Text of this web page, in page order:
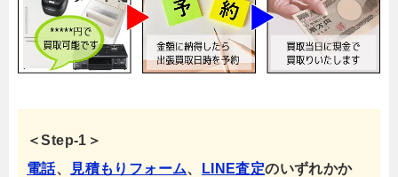
＜Step-1＞
電話、 見積もりフォーム、 LINE査定のいずれかか